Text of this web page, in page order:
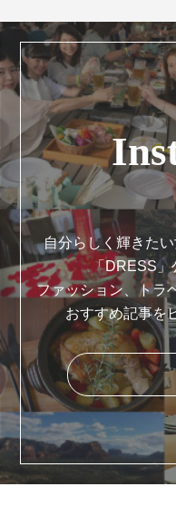
自分らしく輝きた
「DRESS」
ファッション、トラ
おすすめ記事を